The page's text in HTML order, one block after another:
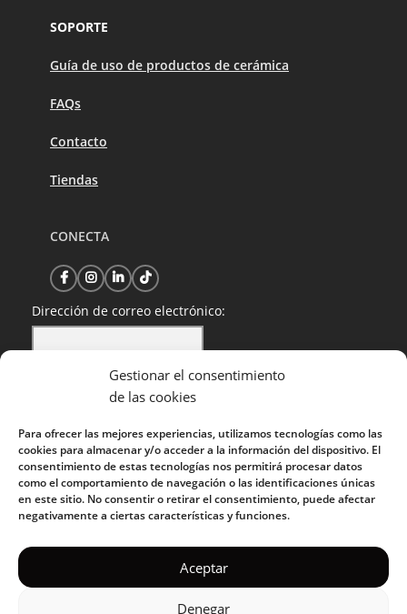
Gestionar el consentimiento
de las cookies
Para ofrecer las mejores experiencias, utilizamos tecnologías como las
cookies para almacenar y/o acceder a la información del dispositivo. El
consentimiento de estas tecnologías nos permitirá procesar datos
como el comportamiento de navegación o las identificaciones únicas
en este sitio. No consentir o retirar el consentimiento, puede afectar
negativamente a ciertas características y funciones.
Aceptar
Denegar
SOPORTE
Guía de uso de productos de cerámica
FAQs
Contacto
Tiendas
CONECTA
Dirección de correo electrónico:
He leído y acepto la política de privacidad
Política de cookies